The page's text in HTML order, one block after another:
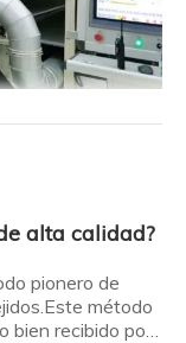
alta calidad?
pionero de
método
bien recibido por